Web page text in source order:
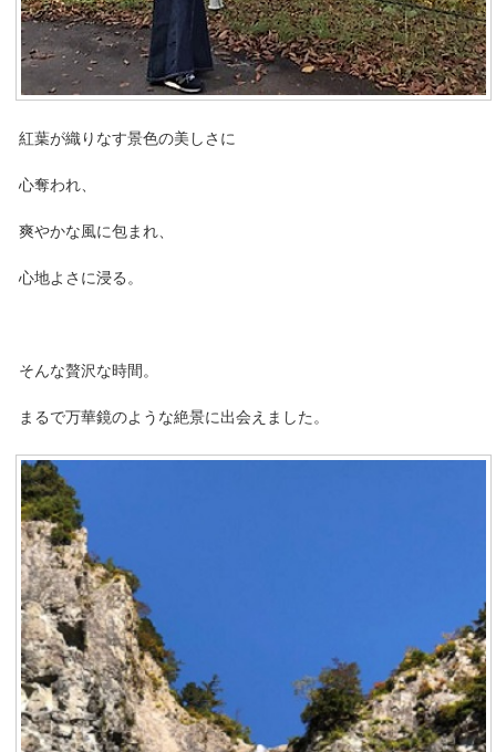
紅葉が織りなす景色の美しさに
心奪われ、
爽やかな風に包まれ、
心地よさに浸る。
そんな贅沢な時間。
まるで万華鏡のような絶景に出会えました。